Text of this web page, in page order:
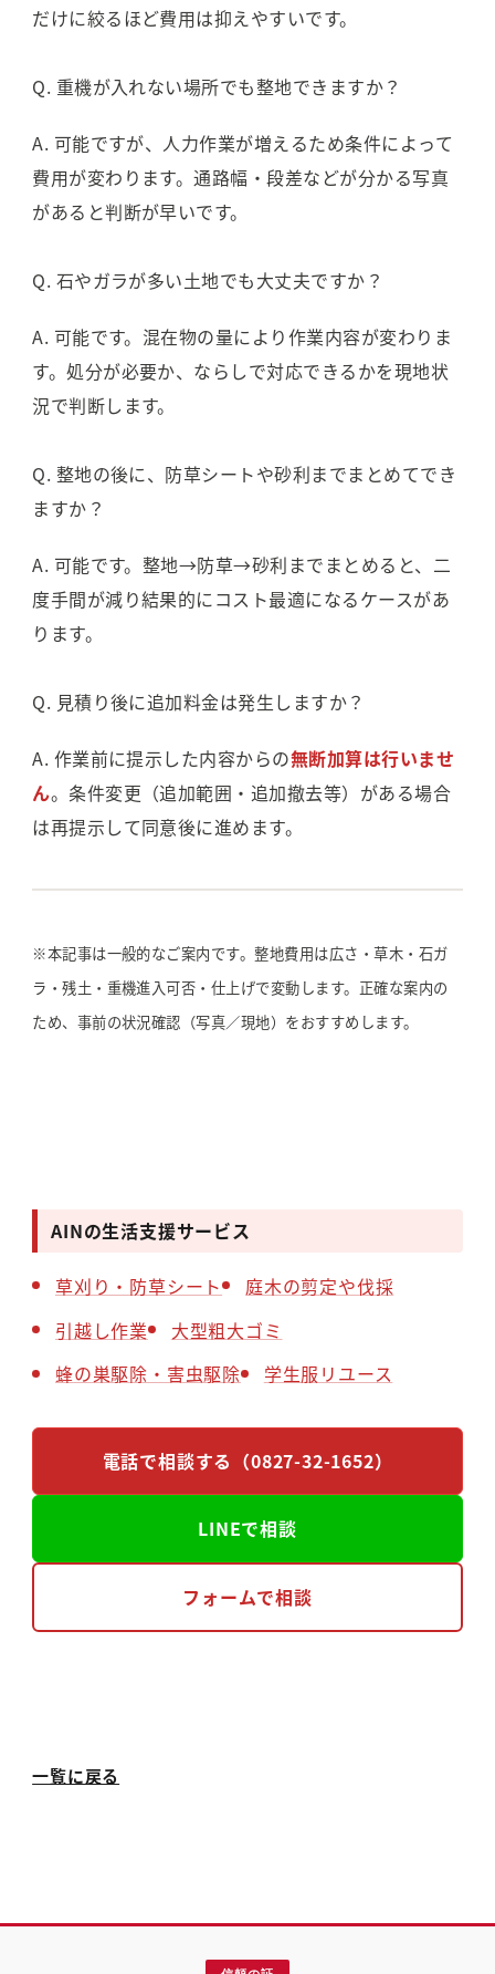
だけに絞るほど費用は抑えやすいです。
Q. 重機が入れない場所でも整地できますか？
A. 可能ですが、人力作業が増えるため条件によって
費用が変わります。通路幅・段差などが分かる写真
があると判断が早いです。
Q. 石やガラが多い土地でも大丈夫ですか？
A. 可能です。混在物の量により作業内容が変わりま
す。処分が必要か、ならしで対応できるかを現地状
況で判断します。
Q. 整地の後に、防草シートや砂利までまとめてでき
ますか？
A. 可能です。整地→防草→砂利までまとめると、二
度手間が減り結果的にコスト最適になるケースがあ
ります。
Q. 見積り後に追加料金は発生しますか？
A. 作業前に提示した内容からの無断加算は行いませ
ん。条件変更（追加範囲・追加撤去等）がある場合
は再提示して同意後に進めます。
※本記事は一般的なご案内です。整地費用は広さ・草木・石ガ
ラ・残土・重機進入可否・仕上げで変動します。正確な案内の
ため、事前の状況確認（写真／現地）をおすすめします。
AINの生活支援サービス
草刈り・防草シート
庭木の剪定や伐採
引越し作業
大型粗大ゴミ
蜂の巣駆除・害虫駆除
学生服リユース
電話で相談する（0827-32-1652）
LINEで相談
フォームで相談
一覧に戻る